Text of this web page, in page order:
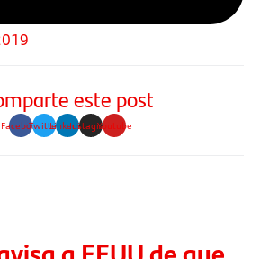
este post
FacebookTwitterLinkedinInstagramYoutube